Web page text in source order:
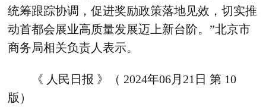
统筹跟踪协调，促进奖励政策落地见效，切实推
动首都会展业高质量发展迈上新台阶。”北京市
商务局相关负责人表示。
《 人民日报 》（ 2024年06月21日 第 10
版）